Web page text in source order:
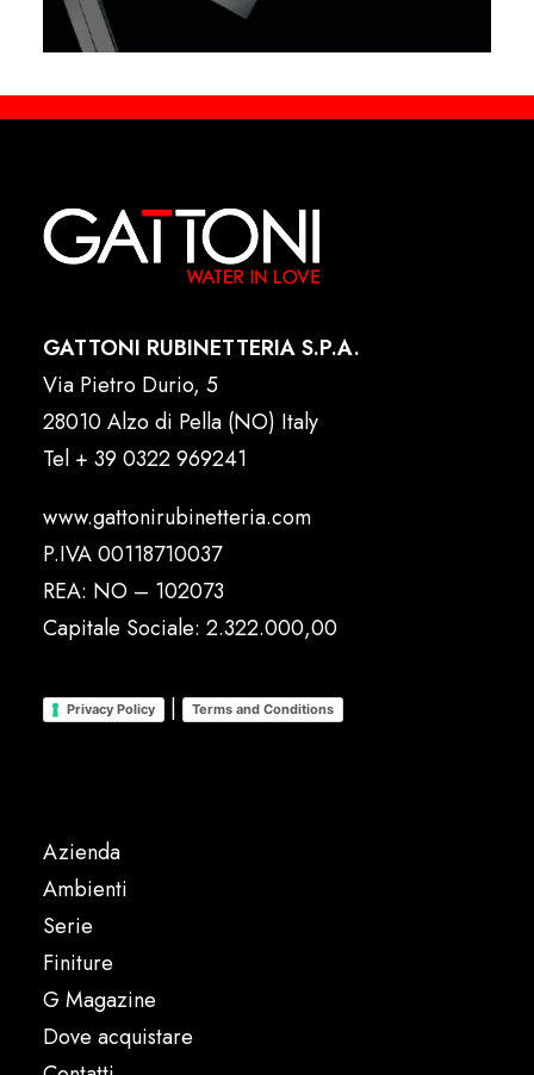
GATTONI RUBINETTERIA S.P.A.
Via Pietro Durio, 5
28010 Alzo di Pella (NO) Italy
Tel + 39 0322 969241
www.gattonirubinetteria.com
P.IVA 00118710037
REA: NO – 102073
Capitale Sociale: 2.322.000,00
Privacy Policy | Terms and Conditions
Azienda
Ambienti
Serie
Finiture
G Magazine
Dove acquistare